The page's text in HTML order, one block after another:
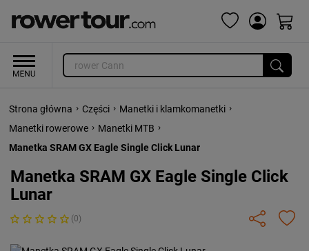
Strona główna › Części › Manetki i klamkomanetki ›
Manetki rowerowe › Manetki MTB ›
Manetka SRAM GX Eagle Single Click Lunar
Manetka SRAM GX Eagle Single Click
Lunar
(0)